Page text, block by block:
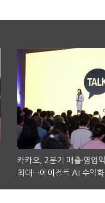
카카오, 2분기 매출·영업
최대…에이전트 AI 수익화